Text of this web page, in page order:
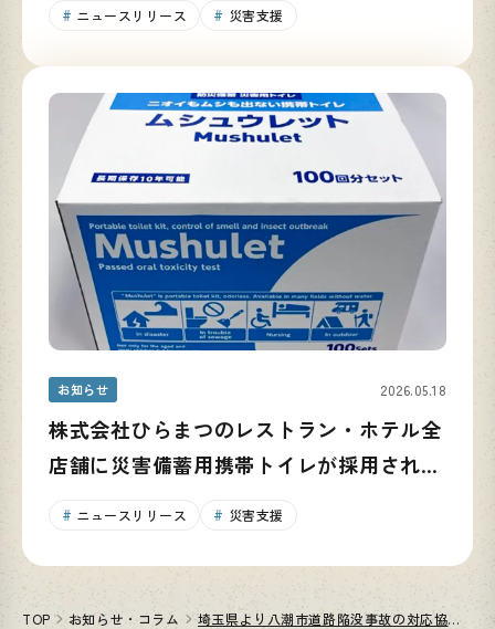
ニュースリリース 災害支援
お知らせ 2026.05.18
株式会社ひらまつのレストラン・ホテル全
店舗に災害備蓄用携帯トイレが採用されま
ニュースリリース 災害支援
TOP お知らせ・コラム 埼玉県より八潮市道路陥没事故の対応協力に関する感謝状をいただきました